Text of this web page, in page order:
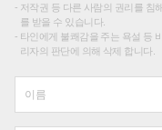
저작권 등 다른 사람의 권리를 침
를 받을 수 있습니다.
타인에게 불쾌감을 주는 욕설 등
리자의 판단에 의해 삭제 합니다.